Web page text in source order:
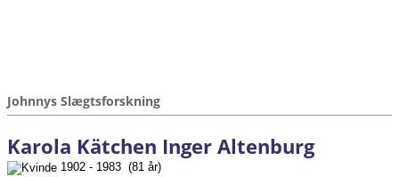
Johnnys Slægtsforskning
Karola Kätchen Inger Altenburg
1902 - 1983 (81 år)